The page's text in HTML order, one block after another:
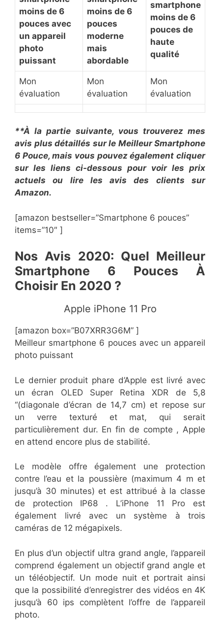
moins de 6
pouces avec
un appareil
photo
puissant
moins de 6
pouces
moderne
mais
abordable
smartphone
moins de 6
pouces de
haute
qualité
Mon
évaluation
Mon
évaluation
Mon
évaluation
**À la partie suivante, vous trouverez mes
avis plus détaillés sur le ​Meilleur Smartphone
6 Pouce, mais vous pouvez également cliquer
sur les liens ci-dessous pour voir les prix
actuels ou lire les avis des clients sur
Amazon.
[amazon bestseller=”​​Smartphone 6 pouces”
items=”10″ ]
​NosAvis 2020: Quel Meilleur
Smartphone 6 Pouces À
Choisir En 2020 ?
​Apple iPhone 11 Pro
[amazon box=”​B07XRR3G6M” ]
​Meilleur smartphone 6 pouces avec un appareil
photo puissant
Le dernier produit phare d’Apple est livré avec
un écran OLED Super Retina XDR de 5,8
“(diagonale d’écran de 14,7 cm) et repose sur
un verre texturé et mat, qui serait
particulièrement dur. En fin de compte , Apple
en attend encore plus de stabilité.
Le modèle offre également une protection
contre l’eau et la poussière (maximum 4 m et
jusqu’à 30 minutes) et est attribué à la classe
de protection IP68 . L’iPhone 11 Pro est
également livré avec un système à trois
caméras de 12 mégapixels.
En plus d’un objectif ultra grand angle, l’appareil
comprend également un objectif grand angle et
un téléobjectif. Un mode nuit et portrait ainsi
que la possibilité d’enregistrer des vidéos en 4K
jusqu’à 60 ips complètent l’offre de l’appareil
photo.